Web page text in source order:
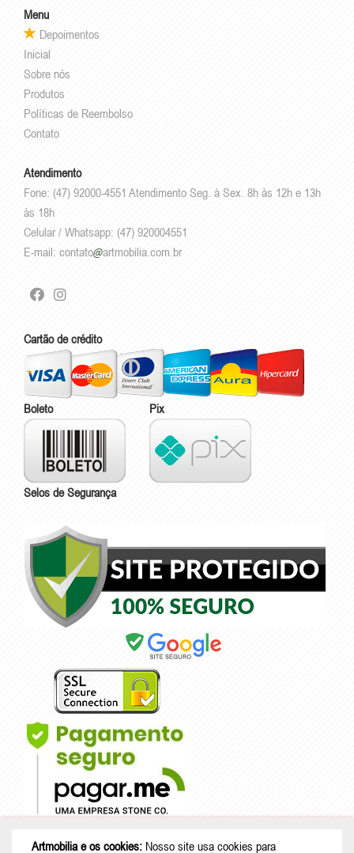
Menu
Depoimentos
Inicial
Sobre nós
Produtos
Políticas de Reembolso
Contato
Atendimento
Fone: (47) 92000-4551 Atendimento Seg. à Sex. 8h às 12h e 13h
às 18h
Celular / Whatsapp: (47) 920004551
E-mail: contato artmobilia.com.br
Cartão de crédito
Boleto Pix
Selos de Segurança
Artmobilia e os cookies: Nosso site usa cookies para